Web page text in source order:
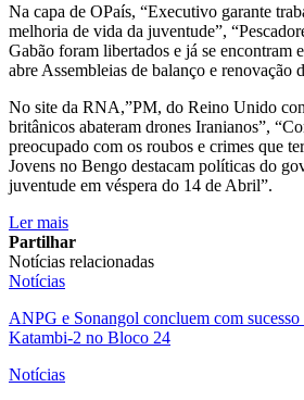
Na capa de OPaís, “Executivo garante
melhoria de vida da juventude”,
Gabão foram libertados e já se encontram
abre Assembleias de balanço e renovação
No site da RNA,”PM, do Reino Unido
britânicos abateram drones Iranianos”,
preocupado com os roubos e crimes que
Jovens no Bengo destacam políticas do
juventude em véspera do 14 de Abril”.
Ler mais
Partilhar
Notícias relacionadas
Notícias
ANPG e Sonangol concluem com
Katambi-2 no Bloco 24
Notícias